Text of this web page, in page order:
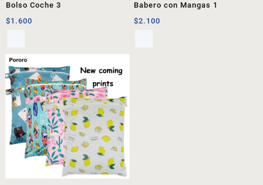
Bolso Coche 3
$1.600
Babero con Mangas 1
$2.100